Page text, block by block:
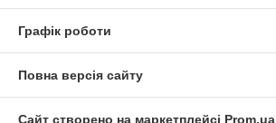
Графік роботи
Повна версія сайту
Сайт створено на маркетплейсі Prom.ua